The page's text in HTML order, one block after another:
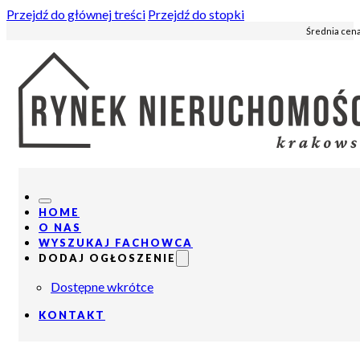
Przejdź do głównej treści Przejdź do stopki
Średnia
HOME
O NAS
WYSZUKAJ FACHOWCA
DODAJ OGŁOSZENIE
Dostępne wkrótce
KONTAKT